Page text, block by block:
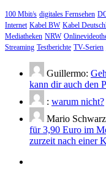
100 Mbit/s digitales Fernsehen
Internet Kabel BW Kabel
Mediatheken NRW
Streaming Testberichte TV-Serien
Guillermo:
kann dir auch den
: warum nicht?
Mario
für 3,90 Euro im
zurzeit nach einer